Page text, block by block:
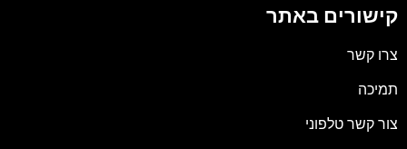
קישורים באתר
צרו קשר
תמיכה
צור קשר טלפוני